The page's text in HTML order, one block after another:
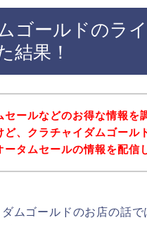
ゴールドのラ
結果！
セールなどのお得な情報を
ど、クラチャイダムゴール
ータムセールの情報を配信
ムゴールドのお店の話